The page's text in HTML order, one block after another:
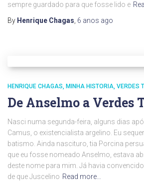
sempre guardado para que fosse lido e
By Henrique Chagas 6 anos ago
HENRIQUE CHAGAS MINHA HISTORIA VERDES
De Anselmo a Verdes
Nasci numa segunda-feira, alguns dias
Camus, o existencialista argelino. Eu
batismo. Ainda nascituro, tia Porcina
que eu fosse nomeado Anselmo, estava
deste nome para mim. Já havia
de que Juscelino Read more…